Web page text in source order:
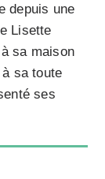
depuis une
Lisette
sa maison
sa toute
ses